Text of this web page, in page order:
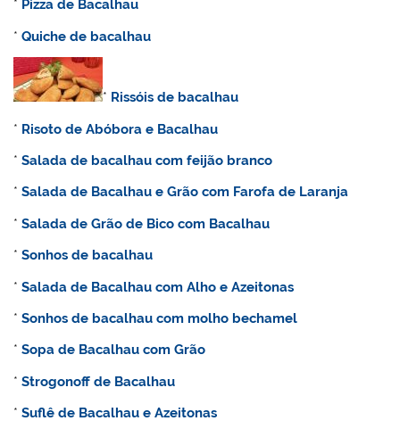
* Pizza de Bacalhau
*Quiche de bacalhau
* Rissóis de bacalhau
* Risoto de Abóbora e Bacalhau
*Salada de bacalhau com feijão branco
*Salada de Bacalhau e Grão com Farofa de Laranja
*Salada de Grão de Bico com Bacalhau
*Sonhos de bacalhau
*Salada de Bacalhau com Alho e Azeitonas
*Sonhos de bacalhau com molho bechamel
*Sopa de Bacalhau com Grão
*Strogonoff de Bacalhau
*Suflê de Bacalhau e Azeitonas